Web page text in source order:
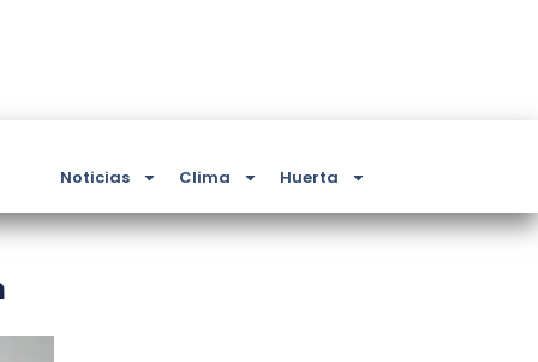
Noticias Clima Huerta